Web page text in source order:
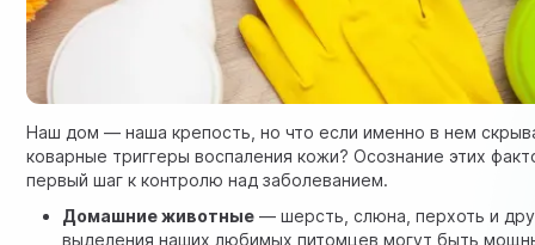
Наш дом — наша крепость, но что если именно в нем
коварные триггеры воспаления кожи? Осознание этих
первый шаг к контролю над заболеванием.
Домашние животные — шерсть, слюна, перхоть и
выделения наших любимых питомцев могут быть